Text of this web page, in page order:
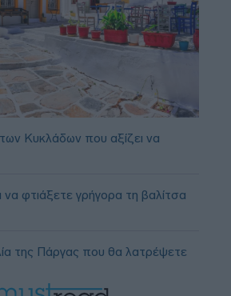
Κυκλάδων που αξίζει να
φτιάξετε γρήγορα τη βαλίτσα
της Πάργας που θα λατρέψετε